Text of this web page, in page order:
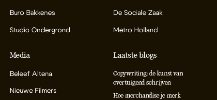
Buro Bakkenes
Studio Ondergrond
De Sociale Zaak
Metro Holland
Media
Beleef Altena
Nieuwe Filmers
Laatste blogs
Copywriting: de kunst van
overtuigend schrijven
Hoe merchandise je merk